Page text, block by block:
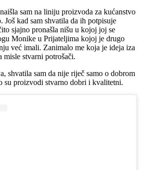
sam na liniju proizvoda za kućanstvo
Još kad sam shvatila da ih potpisuje
sjajno pronašla nišu u kojoj joj se
Monike u Prijateljima kojoj je drugo
već imali. Zanimalo me koja je ideja iza
misle stvarni potrošači.
shvatila sam da nije riječ samo o dobrom
su proizvodi stvarno dobri i kvalitetni.